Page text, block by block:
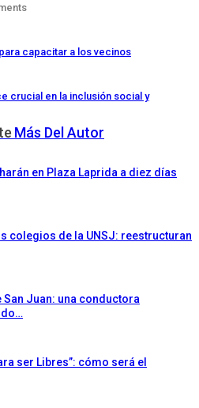
capacitar a los vecinos
crucial en la inclusión social y
Más Del Autor
en Plaza Laprida a diez días
colegios de la UNSJ: reestructuran
Juan: una conductora
ser Libres”: cómo será el